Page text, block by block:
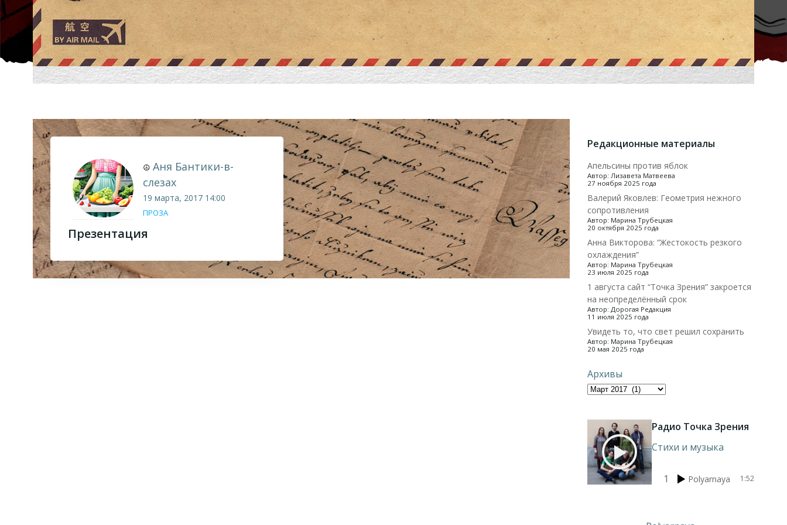
☮ Аня Бантики-в-
слезах
19 марта, 2017 14:00
ПРОЗА
Презентация
Редакционные материалы
Апельсины против яблок
Автор: Лизавета Матвеева
27 ноября 2025 года
Валерий Яковлев: Геометрия нежного
сопротивления
Автор: Марина Трубецкая
20 октября 2025 года
Анна Викторова: “Жестокость резкого
охлаждения”
Автор: Марина Трубецкая
23 июля 2025 года
1 августа сайт “Точка Зрения” закроется
на неопределённый срок
Автор: Дорогая Редакция
11 июля 2025 года
Увидеть то, что свет решил сохранить
Автор: Марина Трубецкая
20 мая 2025 года
Архивы
Радио Точка Зрения
Стихи и музыка
1 Polyarnaya 1:52